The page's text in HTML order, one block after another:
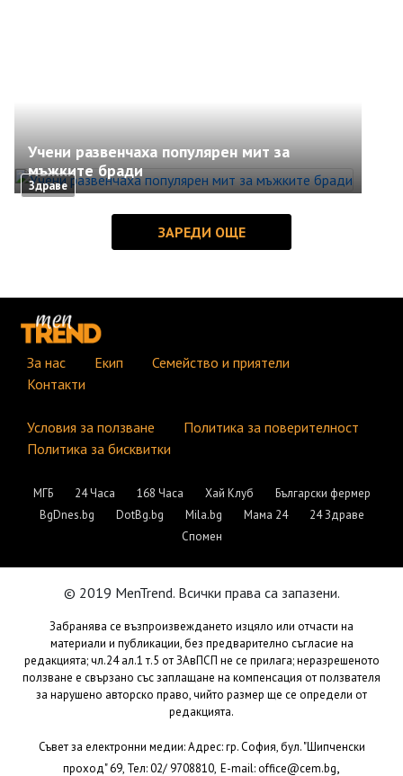
Здраве
Учени развенчаха популярен мит за
мъжките бради
За нас Екип
Семейство и приятели
Контакти
Условия за ползване
Политика за поверителност
Политика за бисквитки
МГБ 24 Часа 168 Часа Хай Клуб
Български фермер
BgDnes.bg
DotBg.bg Mila.bg Мама 24
24 Здраве
Спомен
© 2019 MenTrend. Всички права са запазени.
Забранява се възпроизвеждането изцяло или отчасти на
материали и публикации, без предварително съгласие на
редакцията; чл.24 ал.1 т.5 от ЗАвПСП не се прилага; неразрешеното
ползване е свързано със заплащане на компенсация от ползвателя
за нарушено авторско право, чийто размер ще се определи от
редакцията.
Съвет за електронни медии: Адрес: гр. София, бул. "Шипченски
проход" 69, Тел: 02/ 9708810, E-mail:office@cem.bg,